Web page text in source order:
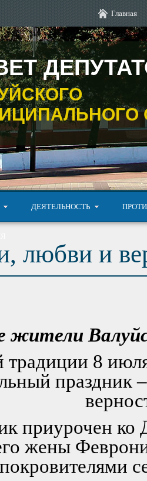
Главная
ДЕЯТЕЛЬНОСТЬ
любви и
8
приурочен
жены
покровителями